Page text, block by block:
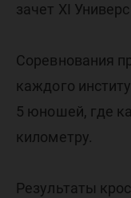
зачет XI
Соревнования
каждого
5 юношей, где
километру.
Результаты